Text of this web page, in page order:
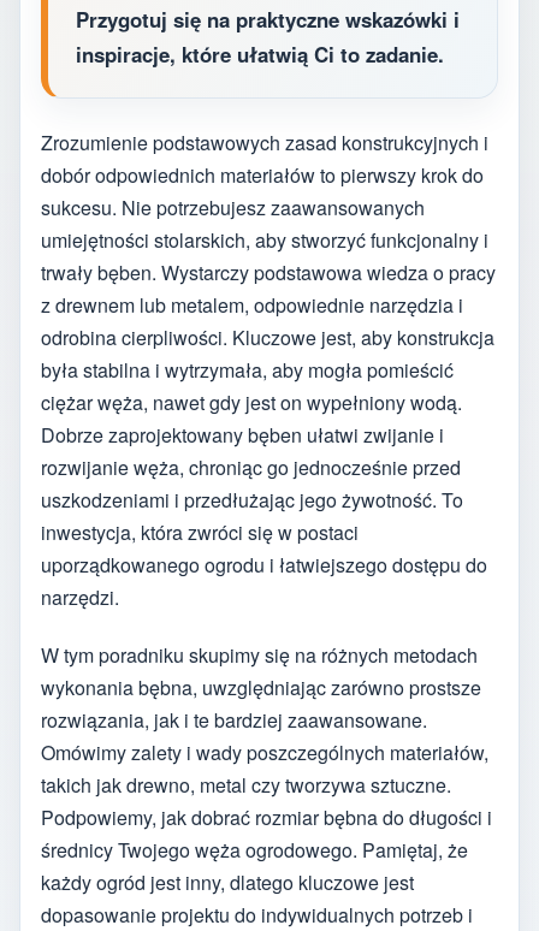
Przygotuj się na praktyczne wskazówki i
inspiracje, które ułatwią Ci to zadanie.
Zrozumienie podstawowych zasad konstrukcyjnych i
dobór odpowiednich materiałów to pierwszy krok do
sukcesu. Nie potrzebujesz zaawansowanych
umiejętności stolarskich, aby stworzyć funkcjonalny i
trwały bęben. Wystarczy podstawowa wiedza o pracy
z drewnem lub metalem, odpowiednie narzędzia i
odrobina cierpliwości. Kluczowe jest, aby konstrukcja
była stabilna i wytrzymała, aby mogła pomieścić
ciężar węża, nawet gdy jest on wypełniony wodą.
Dobrze zaprojektowany bęben ułatwi zwijanie i
rozwijanie węża, chroniąc go jednocześnie przed
uszkodzeniami i przedłużając jego żywotność. To
inwestycja, która zwróci się w postaci
uporządkowanego ogrodu i łatwiejszego dostępu do
narzędzi.
W tym poradniku skupimy się na różnych metodach
wykonania bębna, uwzględniając zarówno prostsze
rozwiązania, jak i te bardziej zaawansowane.
Omówimy zalety i wady poszczególnych materiałów,
takich jak drewno, metal czy tworzywa sztuczne.
Podpowiemy, jak dobrać rozmiar bębna do długości i
średnicy Twojego węża ogrodowego. Pamiętaj, że
każdy ogród jest inny, dlatego kluczowe jest
dopasowanie projektu do indywidualnych potrzeb i